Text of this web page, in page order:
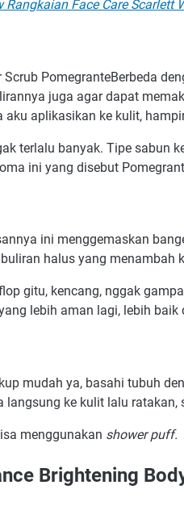
Rangkaian Face Care Scarlett
Berbeda
juga agar dapat
aku aplikasikan ke kulit,
terlalu banyak. Tipe sabun
ini yang disebut
ini menggemaskan
halus yang menambah
gitu, kencang, nggak
lebih aman lagi, lebih
mudah ya, basahi tubuh
langsung ke kulit lalu
menggunakan shower puff.
Brightening